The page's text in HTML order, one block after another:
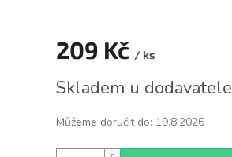
209 Kč / ks
cena:
Skladem u dodavatele
Můžeme doručit do: 19.8.2026